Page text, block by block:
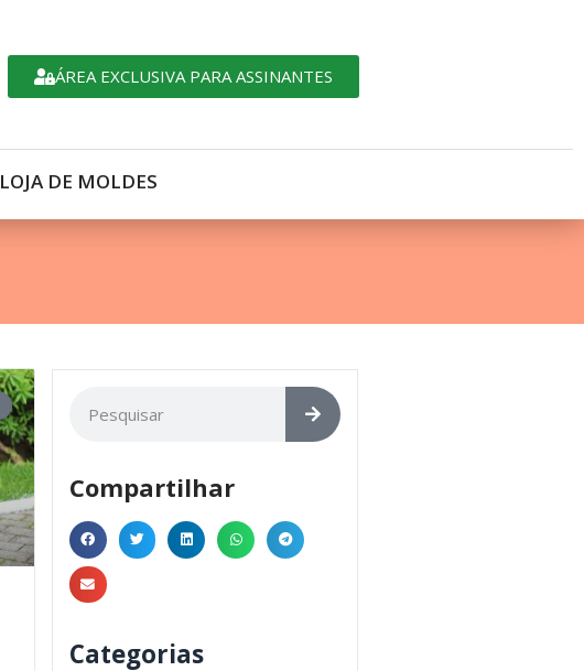
ÁREA EXCLUSIVA PARA ASSINANTES
LOJA DE MOLDES
Compartilhar
Categorias